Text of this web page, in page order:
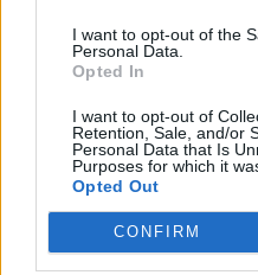
I want to opt-out of the
Personal Data.
Opted In
I want to opt-out of
Retention, Sale, and/or
Personal Data that Is
Purposes for which it
Opted Out
CONFIRM
Concert/Live
Paroles + Traduction
Commentaires
Dire «merci» pour cette